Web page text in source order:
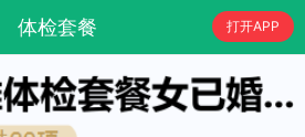
体检套餐 打开APP